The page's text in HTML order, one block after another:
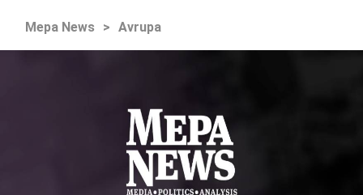
Mepa News > Avrupa